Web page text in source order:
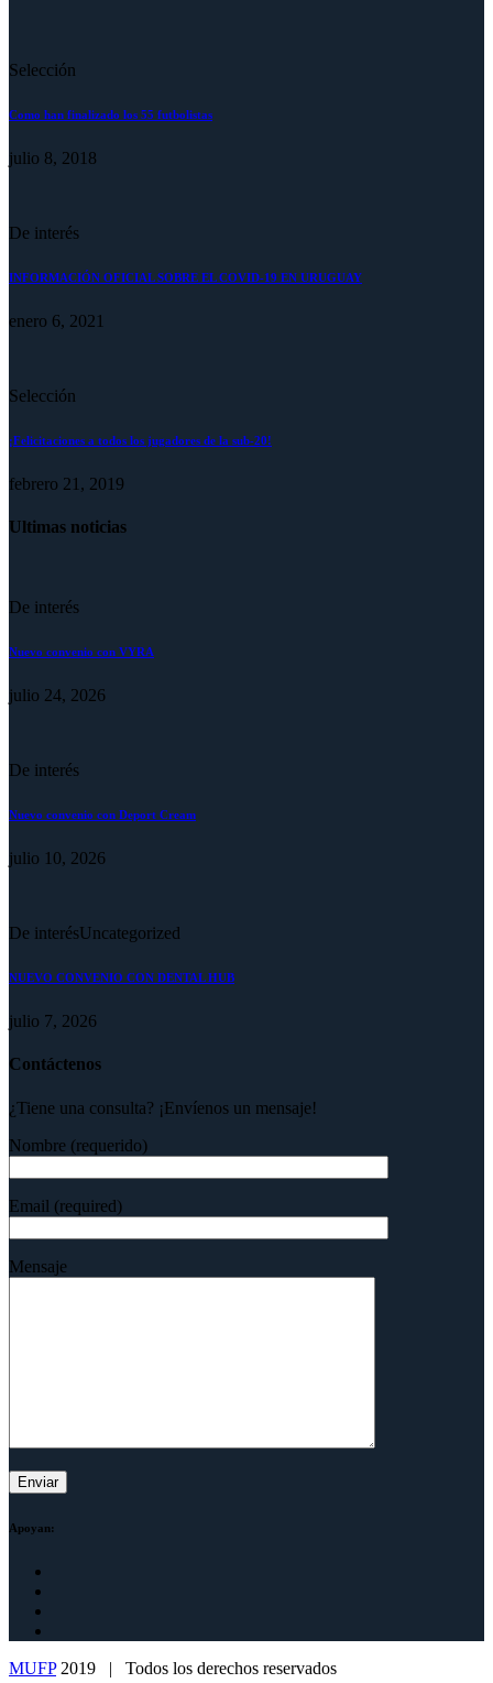
Selección
Como han finalizado los 55 futbolistas
julio 8, 2018
De interés
INFORMACIÓN OFICIAL SOBRE EL COVID-19 EN URUGUAY
enero 6, 2021
Selección
¡Felicitaciones a todos los jugadores de la sub-20!
febrero 21, 2019
Ultimas noticias
De interés
Nuevo convenio con VYRA
julio 24, 2026
De interés
Nuevo convenio con Deport Cream
julio 10, 2026
De interésUncategorized
NUEVO CONVENIO CON DENTAL HUB
julio 7, 2026
Contáctenos
¿Tiene una consulta? ¡Envíenos un mensaje!
Nombre (requerido)
Email (required)
Mensaje
Apoyan:
MUFP2019 | Todos los derechos reservados